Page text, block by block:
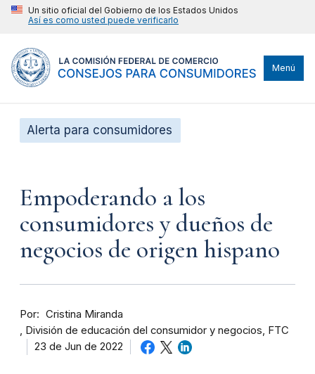
Un sitio oficial del Gobierno de los Estados Unidos
Así es como usted puede verificarlo
Menú
Alerta para consumidores
Empoderando a los
consumidores y dueños de
negocios de origen hispano
Por
Cristina Miranda
División de educación del consumidor y negocios, FTC
23 de Jun de 2022